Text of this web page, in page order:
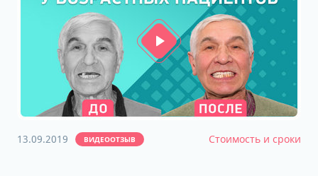
13.09.2019 ВИДЕООТЗЫВ Стоимость и сроки